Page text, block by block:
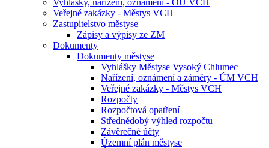
Vyhlášky, nařízení, oznámení - OÚ VCH
Veřejné zakázky - Městys VCH
Zastupitelstvo městyse
Zápisy a výpisy ze ZM
Dokumenty
Dokumenty městyse
Vyhlášky Městyse Vysoký Chlumec
Nařízení, oznámení a záměry - ÚM VCH
Veřejné zakázky - Městys VCH
Rozpočty
Rozpočtová opatření
Střednědobý výhled rozpočtu
Závěrečné účty
Územní plán městyse